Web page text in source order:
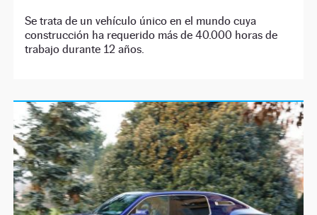
Se trata de un vehículo único en el mundo cuya
construcción ha requerido más de 40.000 horas de
trabajo durante 12 años.